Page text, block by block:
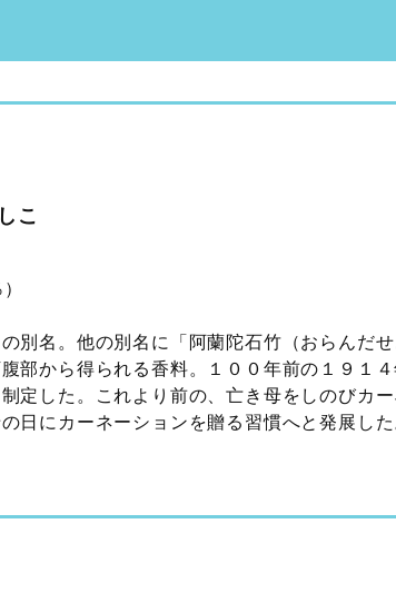
こ
別名。他の別名に「阿蘭陀石竹（おらんだ
部から得られる香料。１００年前の１９１
定した。これより前の、亡き母をしのびカ
日にカーネーションを贈る習慣へと発展した